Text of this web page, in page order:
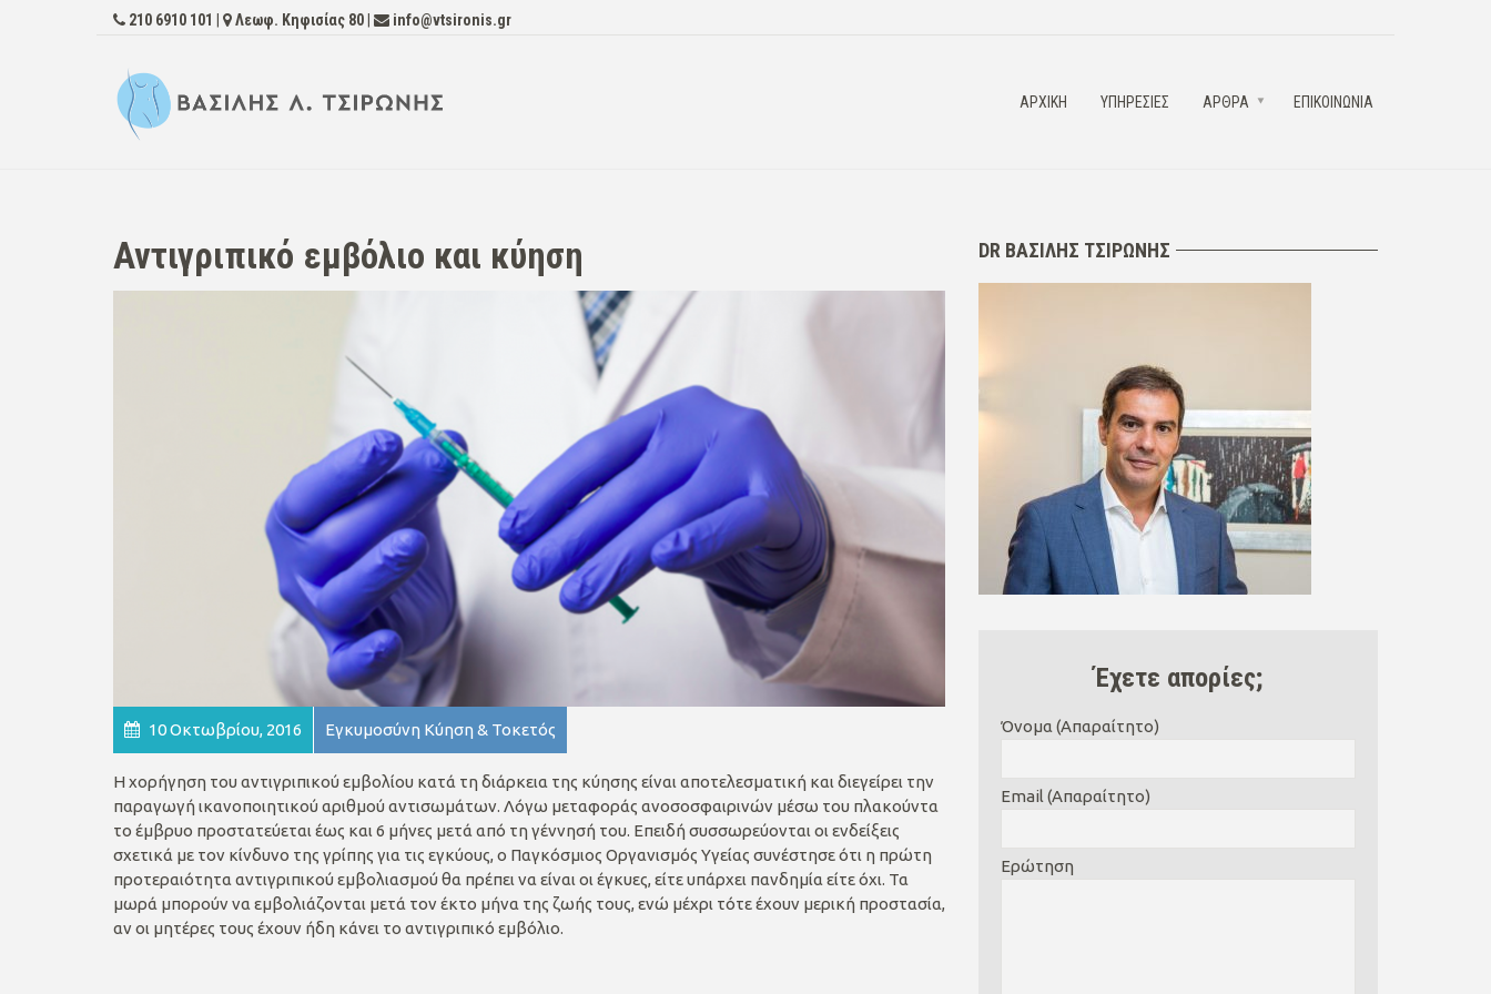
210 6910 101 Λεωφ. Κηφισίας 80 info@vtsironis.gr
ΑΡΧΙΚΗ ΥΠΗΡΕΣΙΕΣ ΑΡΘΡΑ ΕΠΙΚΟΙΝΩΝΙΑ
Αντιγριπικό εμβόλιο και κύηση
10 Οκτωβρίου, 2016 Εγκυμοσύνη Κύηση & Τοκετός
Η χορήγηση του αντιγριπικού εμβολίου κατά τη διάρκεια της κύησης είναι αποτελεσματική και διεγείρει την
παραγωγή ικανοποιητικού αριθμού αντισωμάτων. Λόγω μεταφοράς ανοσοσφαιρινών μέσω του πλακούντα
το έμβρυο προστατεύεται έως και 6 μήνες μετά από τη γέννησή του. Επειδή συσσωρεύονται οι ενδείξεις
σχετικά με τον κίνδυνο της γρίπης για τις εγκύους, ο Παγκόσμιος Οργανισμός Υγείας συνέστησε ότι η πρώτη
προτεραιότητα αντιγριπικού εμβολιασμού θα πρέπει να είναι οι έγκυες, είτε υπάρχει πανδημία είτε όχι. Τα
μωρά μπορούν να εμβολιάζονται μετά τον έκτο μήνα της ζωής τους, ενώ μέχρι τότε έχουν μερική προστασία,
αν οι μητέρες τους έχουν ήδη κάνει το αντιγριπικό εμβόλιο.
DR ΒΑΣΙΛΗΣ ΤΣΙΡΩΝΗΣ
Έχετε απορίες;
Όνομα (Απαραίτητο)
Email (Απαραίτητο)
Ερώτηση